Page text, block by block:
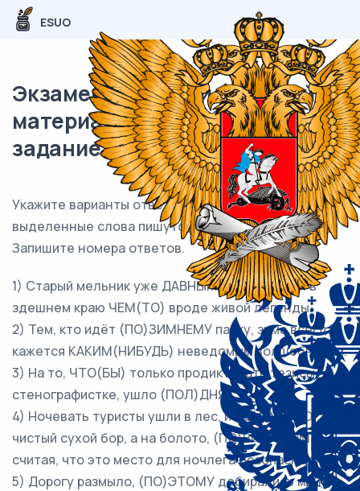
ESUO
Экзаменационный (типовой)
материал ЕГЭ / Русский / 14
задание (24) / 101
Укажите варианты ответов, в которых все
выделенные слова пишутсяЧЕРЕЗ ДЕФИС.
Запишите номера ответов.
1) Старый мельник уже ДАВНЫМ(ДАВНО) стал в
здешнем краю ЧЕМ(ТО) вроде живой легенды.
2) Тем, кто идёт (ПО)ЗИМНЕМУ парку, зима всегда
кажется КАКИМ(НИБУДЬ) неведомым волшебником.
3) На то, ЧТО(БЫ) только продиктовать тезисы
стенографистке, ушло (ПОЛ)ДНЯ.
4) Ночевать туристы ушли в лес, и ПОЧЕМУ(ТО) не в
чистый сухой бор, а на болото, (ПО)ВИДИМОМУ
считая, что это место для ночлега безопаснее.
5) Дорогу размыло, (ПО)ЭТОМУ добирались мы к